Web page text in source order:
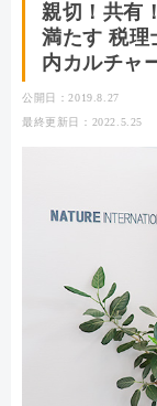
親切！共有
満たす 税理
内カルチャ
公開日：2019.8.27
最終更新日：2022.5.25